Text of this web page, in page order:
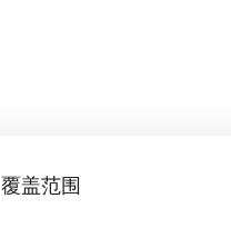
覆盖范围